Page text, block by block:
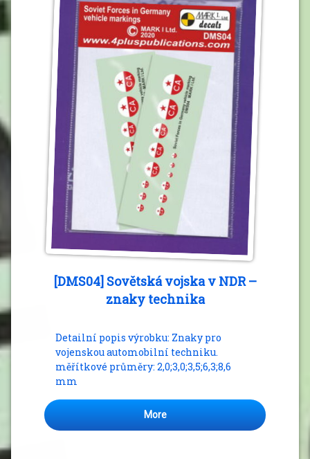
[DMS04] Sovětská vojska v NDR –
znaky technika
Detailní popis výrobku: Znaky pro
vojenskou automobilní techniku.
měřítkové průměry: 2,0;3,0;3,5;6,3;8,6
mm
More